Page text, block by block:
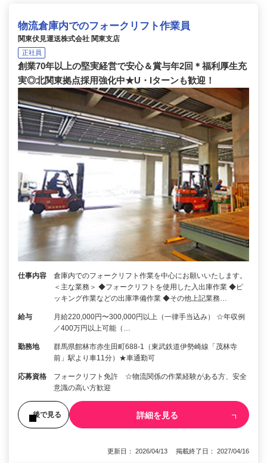
物流倉庫内でのフォークリフト作業員
関東伏見運送株式会社 関東支店
正社員
創業70年以上の堅実経営で安心＆賞与年2回＊福利厚生充
実◎北関東拠点採用強化中★U・Iターンも歓迎！
仕事内容
倉庫内でのフォークリフト作業を中心にお願いいたします。
＜主な業務＞ ◆フォークリフトを使用した入出庫作業 ◆ピ
ッキング作業などの出庫準備作業 ◆その他上記業務…
給与
月給220,000円〜300,000円以上（一律手当込み） ☆年収例
／400万円以上可能（…
勤務地
群馬県館林市赤生田町688-1（東武鉄道伊勢崎線「茂林寺
前」駅より車11分）★車通勤可
応募資格
フォークリフト免許 ☆物流関係の作業経験がある方、安全
意識の高い方歓迎
後で見る 詳細を見る
更新日： 2026/04/13 掲載終了日： 2027/04/16